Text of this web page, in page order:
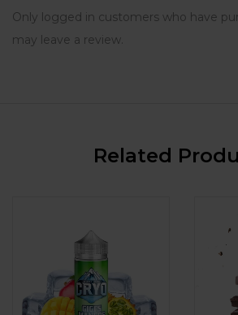
Only logged in customers who have
may leave a review.
Related